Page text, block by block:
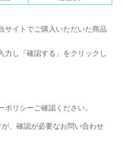
サイトでご購入いただいた商品
力し「確認する」をクリックし
ポリシーご確認ください。
、確認が必要なお問い合わせ